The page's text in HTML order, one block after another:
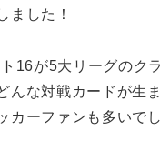
ました！
16が5大リーグのク
んな対戦カードが生
カーファンも多いでし